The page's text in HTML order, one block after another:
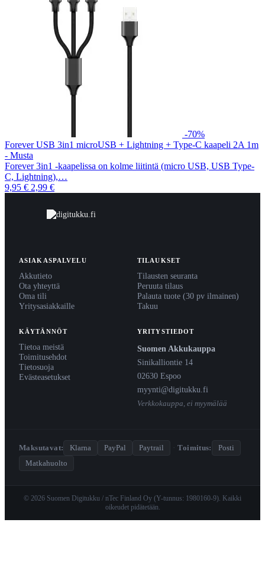
-70%
Forever USB 3in1 microUSB + Lightning + Type-C kaapeli 2A 1m
- Musta
Forever 3in1 -kaapelissa on kolme liitintä (micro USB, USB Type-
C, Lightning),…
9,95 € 2,99 €
ASIAKASPALVELU
Akkutieto
Ota yhteyttä
Oma tili
Yritysasiakkaille
TILAUKSET
Tilausten seuranta
Peruuta tilaus
Palauta tuote (30 pv ilmainen)
Takuu
KÄYTÄNNÖT
Tietoa meistä
Toimitusehdot
Tietosuoja
Evästeasetukset
YRITYSTIEDOT
Suomen Akkukauppa
Sinikalliontie 14
02630 Espoo
myynti@digitukku.fi
Verkkokauppa, ei myymälää
Maksutavat: Klarna PayPal Paytrail · Toimitus:
Posti
Matkahuolto
© 2026 Suomen Digitukku / nTec Finland Oy (Y-tunnus: 1980160-9). Kaikki
oikeudet pidätetään.